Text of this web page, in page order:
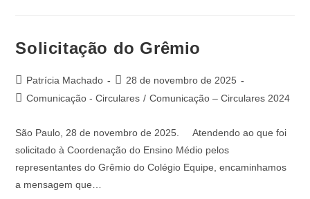
Solicitação do Grêmio
Patrícia Machado
28 de novembro de 2025
Comunicação - Circulares / Comunicação – Circulares 2024
São Paulo, 28 de novembro de 2025. Atendendo ao que foi
solicitado à Coordenação do Ensino Médio pelos
representantes do Grêmio do Colégio Equipe, encaminhamos
a mensagem que…